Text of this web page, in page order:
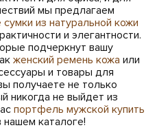
мы предлагаем
из натуральной кожи
и элегантности.
подчеркнут вашу
женский ремень кожа или
и товары для
получаете не только
никогда не выйдет из
портфель мужской купить
нашем каталоге!